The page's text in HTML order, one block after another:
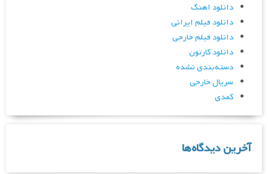
دانلود اهنگ
دانلود فیلم ایرانی
دانلود فیلم خارجی
دانلود کارتون
دسته‌بندی نشده
سریال خارجی
کمدی
آخرین دیدگاه‌ها